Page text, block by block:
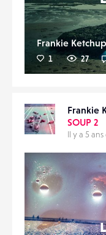
Frankie
1 27
Frankie
SOUP 2
Il y a 5